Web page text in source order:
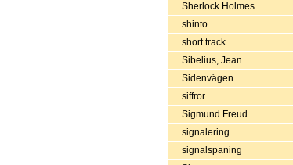
Sherlock Holmes
shinto
short track
Sibelius, Jean
Sidenvägen
siffror
Sigmund Freud
signalering
signalspaning